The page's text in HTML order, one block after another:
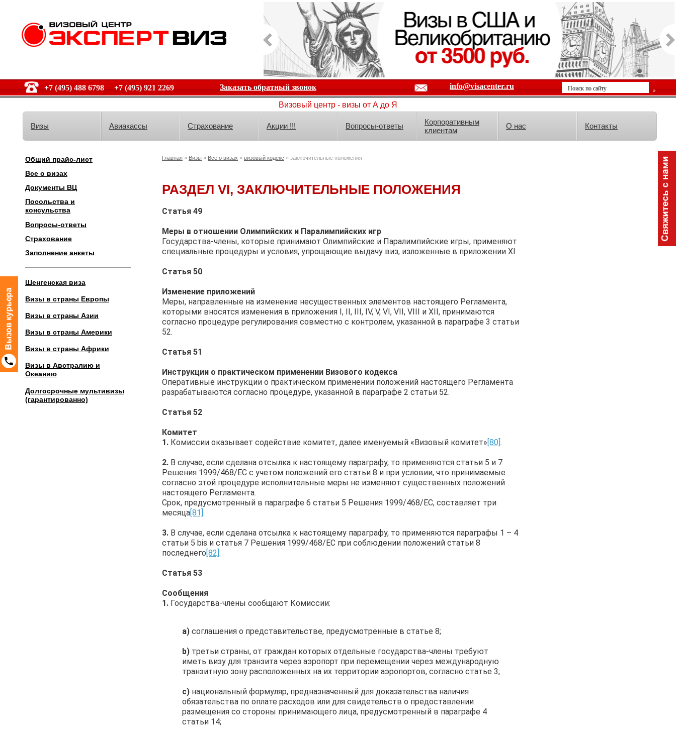
+7 (495) 488 6798 +7 (495) 921 2269 Заказать обратный звонок info@visacenter.ru
Визовый центр - визы от А до Я
Визы Авиакассы Страхование Акции !!! Вопросы-ответы
Корпоративным
клиентам
О нас Контакты
Общий прайс-лист
Все о визах
Документы ВЦ
Посольства и
консульства
Вопросы-ответы
Страхование
Заполнение анкеты
Шенгенская виза
Визы в страны Европы
Визы в страны Азии
Визы в страны Америки
Визы в страны Африки
Визы в Австралию и
Океанию
Долгосрочные мультивизы
(гарантированно)
Главная » Визы » Все о визах » визовый кодекс » заключительные положения
РАЗДЕЛ VI, ЗАКЛЮЧИТЕЛЬНЫЕ ПОЛОЖЕНИЯ
Статья 49
Меры в отношении Олимпийских и Паралимпийских игр
Государства-члены, которые принимают Олимпийские и Паралимпийские игры, применяют
специальные процедуры и условия, упрощающие выдачу виз, изложенные в приложении XI
Статья 50
Изменение приложений
Меры, направленные на изменение несущественных элементов настоящего Регламента,
которыми вносятся изменения в приложения I, II, III, IV, V, VI, VII, VIII и XII, принимаются
согласно процедуре регулирования совместно с контролем, указанной в параграфе 3 статьи
52.
Статья 51
Инструкции о практическом применении Визового кодекса
Оперативные инструкции о практическом применении положений настоящего Регламента
разрабатываются согласно процедуре, указанной в параграфе 2 статьи 52.
Статья 52
Комитет
1. Комиссии оказывает содействие комитет, далее именуемый «Визовый комитет»[80].
2. В случае, если сделана отсылка к настоящему параграфу, то применяются статьи 5 и 7
Решения 1999/468/ЕС с учетом положений его статьи 8 и при условии, что принимаемые
согласно этой процедуре исполнительные меры не изменяют существенных положений
настоящего Регламента.
Срок, предусмотренный в параграфе 6 статьи 5 Решения 1999/468/ЕС, составляет три
месяца[81].
3. В случае, если сделана отсылка к настоящему параграфу, то применяются параграфы 1 – 4
статьи 5 bis и статья 7 Решения 1999/468/ЕС при соблюдении положений статьи 8
последнего[82].
Статья 53
Сообщения
1. Государства-члены сообщают Комиссии:
a) соглашения о представительстве, предусмотренные в статье 8;
b) третьи страны, от граждан которых отдельные государства-члены требуют
иметь визу для транзита через аэропорт при перемещении через международную
транзитную зону расположенных на их территории аэропортов, согласно статье 3;
c) национальный формуляр, предназначенный для доказательства наличия
обязательства по оплате расходов или для свидетельств о предоставлении
размещения со стороны принимающего лица, предусмотренный в параграфе 4
статьи 14;